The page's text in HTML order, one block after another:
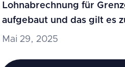
Lohnabrechnung für
aufgebaut und das gilt es
Mai 29, 2025